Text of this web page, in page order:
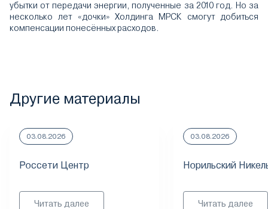
убытки от передачи энергии, полученные за 2010 год. Но за
несколько лет «дочки» Холдинга МРСК смогут добиться
компенсации понесённых расходов.
Другие материалы
03.08.2026
Россети Центр
Читать далее
03.08.2026
Норильский
Читать далее